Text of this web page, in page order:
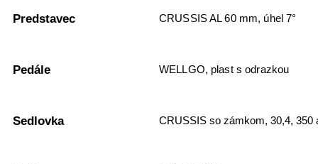
Predstavec CRUSSIS AL 60 mm, úhel 7°
Pedále WELLGO, plast s odrazkou
Sedlovka CRUSSIS so zámkom, 30,4, 350